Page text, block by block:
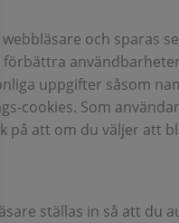
och sparas
uppgifter såsom
cookies. Som
på att om du väljer att
ställas in så att du